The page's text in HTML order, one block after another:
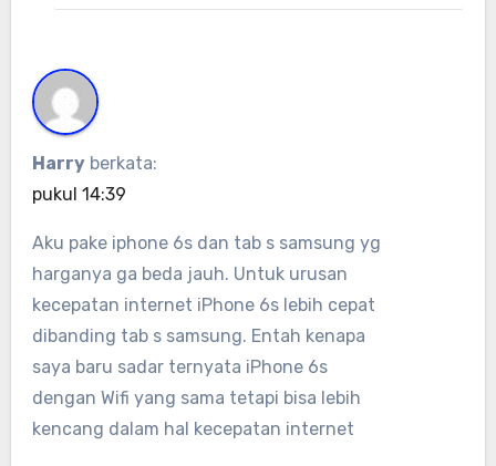
Harry berkata:
pukul 14:39
Aku pake iphone 6s dan tab s samsung yg
harganya ga beda jauh. Untuk urusan
kecepatan internet iPhone 6s lebih cepat
dibanding tab s samsung. Entah kenapa
saya baru sadar ternyata iPhone 6s
dengan Wifi yang sama tetapi bisa lebih
kencang dalam hal kecepatan internet